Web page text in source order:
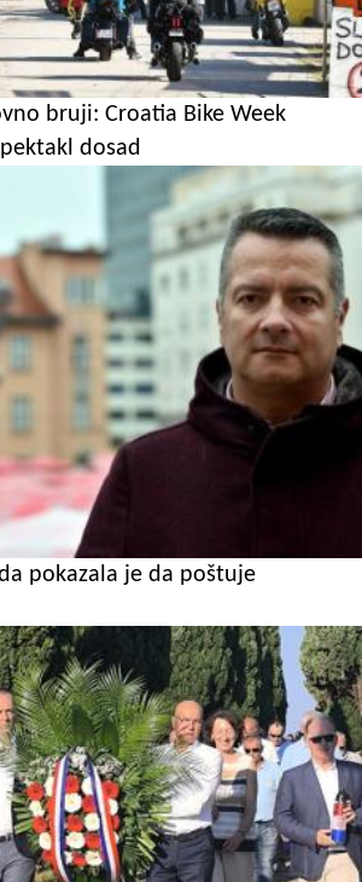
bruji: Croatia Bike Week
dosad
pokazala je da poštuje